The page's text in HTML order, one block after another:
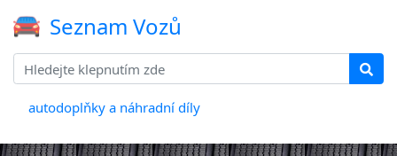
Seznam Vozů
autodoplňky a náhradní díly